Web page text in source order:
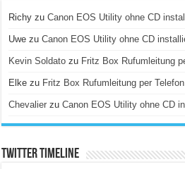
Richy zuCanon EOS Utility ohne CD
Uwe zuCanon EOS Utility ohne CD
Kevin Soldato zu Fritz Box Rufumleitung
Elke zu Fritz Box Rufumleitung per
Chevalier zuCanon EOS Utility ohne CD
Twitter Timeline